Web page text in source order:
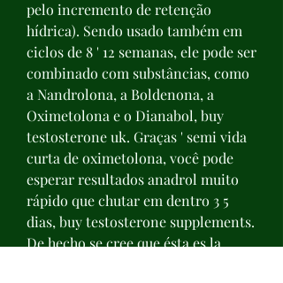
pelo incremento de retenção
hídrica). Sendo usado também em
ciclos de 8 ' 12 semanas, ele pode ser
combinado com substâncias, como
a Nandrolona, a Boldenona, a
Oximetolona e o Dianabol, buy
testosterone uk. Graças ' semi vida
curta de oximetolona, você pode
esperar resultados anadrol muito
rápido que chutar em dentro 3 5
dias, buy testosterone supplements.
De hecho se cree que ésta es la